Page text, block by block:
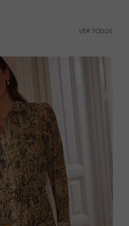
VER TODOS